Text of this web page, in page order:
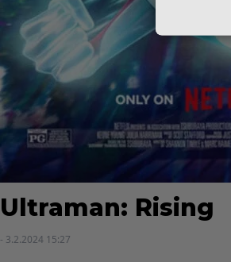
Ultraman: Rising
- 3.2.2024 15:27